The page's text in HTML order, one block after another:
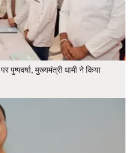
पुष्पवर्षा, मुख्यमंत्री धामी ने किया